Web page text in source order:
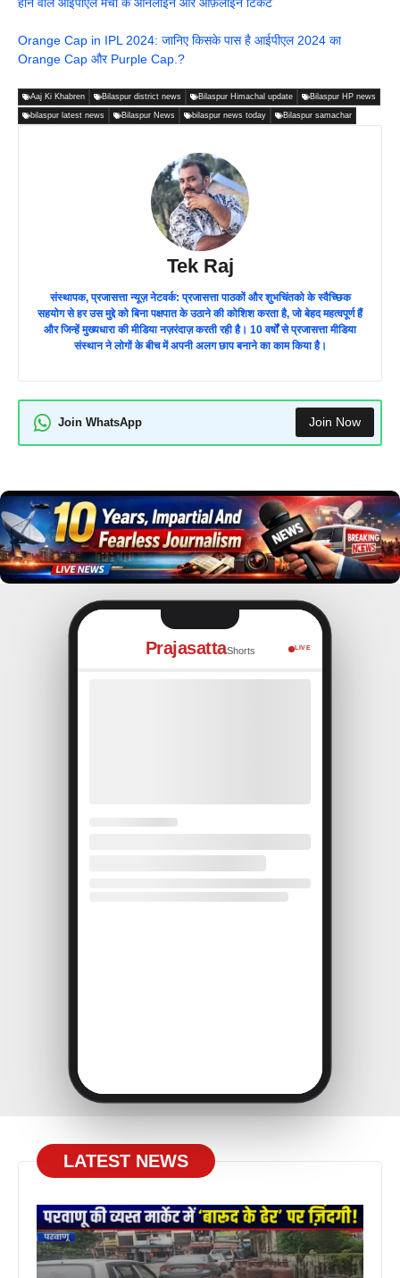
Orange Cap in IPL 2024: जानिए किसके पास है आईपीएल 2024 का
Orange Cap और Purple Cap.?
Aaj Ki Khabren Bilaspur district news Bilaspur Himachal update Bilaspur HP news
bilaspur latest news Bilaspur News bilaspur news today Bilaspur samachar
Tek Raj
संस्थापक, प्रजासत्ता न्यूज़ नेटवर्क: प्रजासत्ता पाठकों और शुभचिंतको के स्वैच्छिक
सहयोग से हर उस मुद्दे को बिना पक्षपात के उठाने की कोशिश करता है, जो बेहद महत्वपूर्ण हैं
और जिन्हें मुख्यधारा की मीडिया नज़रंदाज़ करती रही है। 10 वर्षों से प्रजासत्ता मीडिया
संस्थान ने लोगों के बीच में अपनी अलग छाप बनाने का काम किया है।
Join WhatsApp Join Now
PrajasattaShorts LIVE
LATEST NEWS